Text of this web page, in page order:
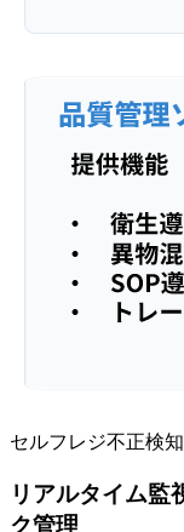
セルフレジ不正検知
リアルタイム監
ク管理